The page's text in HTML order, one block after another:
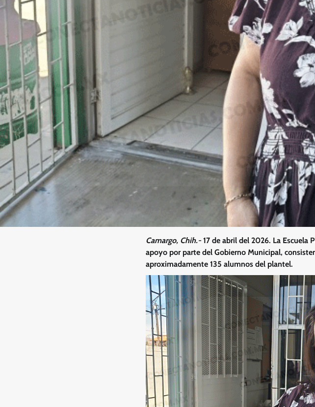
Camargo, Chih.-17 de abril del 2026. La Escuela
apoyo por parte del Gobierno Municipal,
aproximadamente 135 alumnos del plantel.